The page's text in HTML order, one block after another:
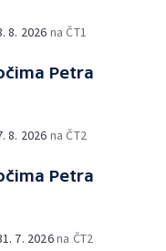
8. 2026 na ČT1
Petra
8. 2026 na ČT2
Petra
7. 2026na ČT2